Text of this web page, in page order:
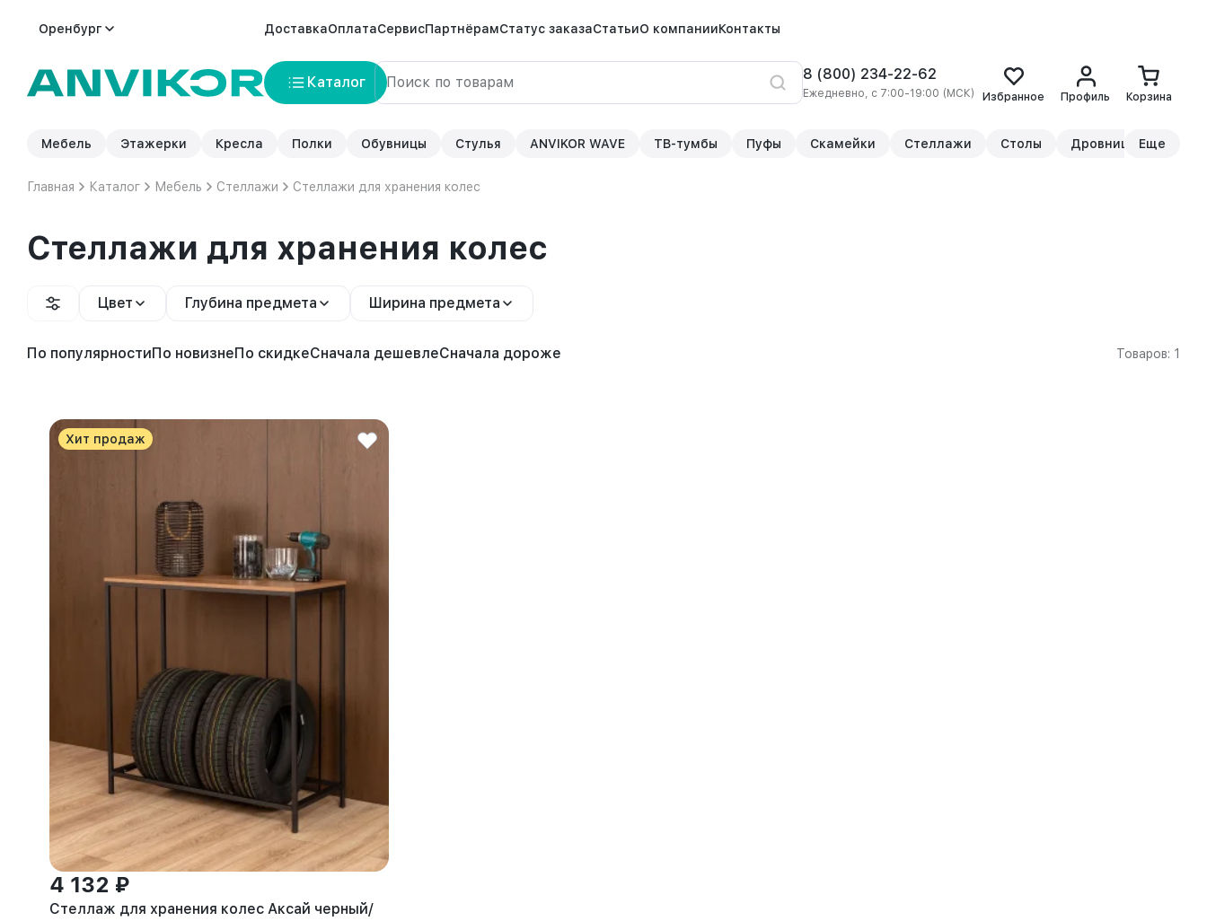
Оренбург ДоставкаОплатаСервисПартнёрамСтатус заказаСтатьиО компанииКонтакты
Каталог 8 (800) 234-22-62
Ежедневно, с 7:00-19:00 (МСК) Избранное Профиль Корзина
Мебель Этажерки Кресла Полки Обувницы Стулья ANVIKOR WAVE ТВ-тумбы Пуфы Скамейки Стеллажи Столы Дровницы Еще
Главная Каталог Мебель Стеллажи Стеллажи для хранения колес
Стеллажи для хранения колес
Цвет Глубина предмета Ширина предмета
По популярностиПо новизнеПо скидкеСначала дешевлеСначала дороже Товаров: 1
Хит продаж
4 132 ₽
Стеллаж для хранения колес Аксай черный/